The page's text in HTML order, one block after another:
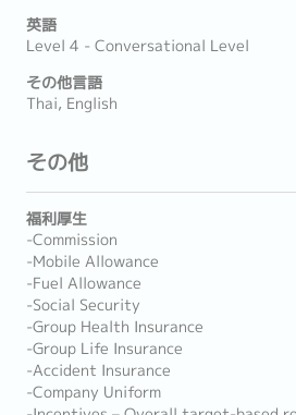
英語
Level 4 - Conversational Level
その他言語
Thai, English
その他
福利厚生
-Commission
-Mobile Allowance
-Fuel Allowance
-Social Security
-Group Health Insurance
-Group Life Insurance
-Accident Insurance
-Company Uniform